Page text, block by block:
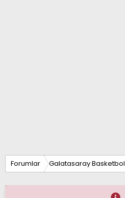
Forumlar Galatasaray Basketbol